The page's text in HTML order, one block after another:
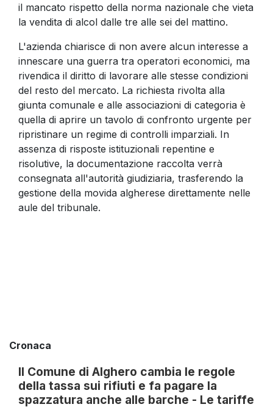
il mancato rispetto della norma nazionale che vieta
la vendita di alcol dalle tre alle sei del mattino.
L'azienda chiarisce di non avere alcun interesse a
innescare una guerra tra operatori economici, ma
rivendica il diritto di lavorare alle stesse condizioni
del resto del mercato. La richiesta rivolta alla
giunta comunale e alle associazioni di categoria è
quella di aprire un tavolo di confronto urgente per
ripristinare un regime di controlli imparziali. In
assenza di risposte istituzionali repentine e
risolutive, la documentazione raccolta verrà
consegnata all'autorità giudiziaria, trasferendo la
gestione della movida algherese direttamente nelle
aule del tribunale.
Cronaca
Il Comune di Alghero cambia le regole
della tassa sui rifiuti e fa pagare la
spazzatura anche alle barche - Le tariffe